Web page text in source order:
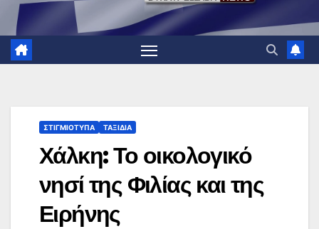
ΣΤΙΓΜΙΌΤΥΠΑ ΤΑΞΊΔΙΑ
Χάλκη: Το οικολογικό
νησί της Φιλίας και της
Ειρήνης